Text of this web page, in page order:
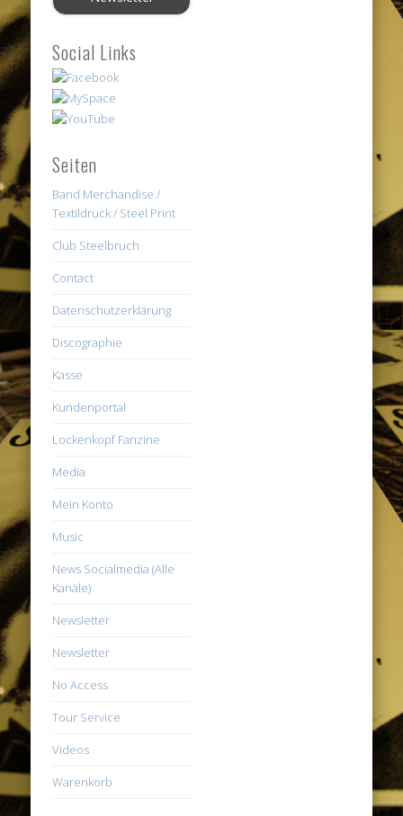
Social Links
Seiten
Band Merchandise /
Textildruck / Steel Print
Club Steelbruch
Contact
Datenschutzerklärung
Discographie
Kasse
Kundenportal
Lockenkopf Fanzine
Media
Mein Konto
Music
News Socialmedia (Alle
Kanäle)
Newsletter
Newsletter
No Access
Tour Service
Videos
Warenkorb